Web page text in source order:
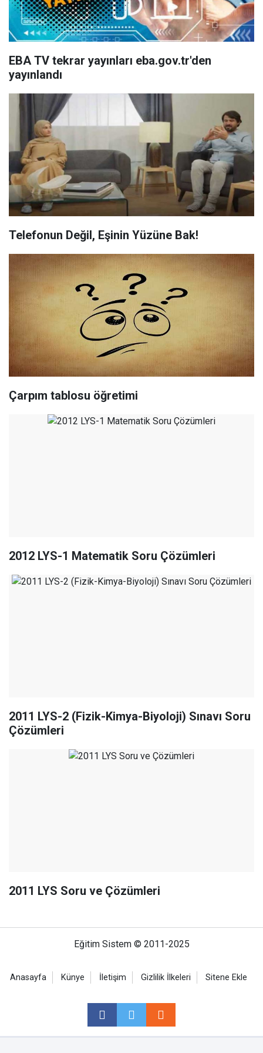
EBA TV tekrar yayınları eba.gov.tr'den
yayınlandı
Telefonun Değil, Eşinin Yüzüne Bak!
Çarpım tablosu öğretimi
2012 LYS-1 Matematik Soru Çözümleri
2011 LYS-2 (Fizik-Kimya-Biyoloji) Sınavı Soru
Çözümleri
2011 LYS Soru ve Çözümleri
Eğitim Sistem © 2011-2025
Anasayfa Künye İletişim Gizlilik İlkeleri Sitene Ekle